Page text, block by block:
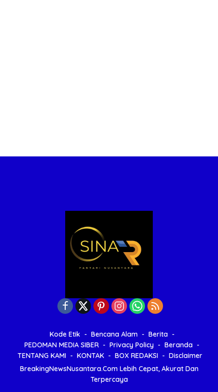
Kode Etik Bencana Alam
Berita
PEDOMAN MEDIA SIBER
Privacy Policy
Beranda
TENTANG KAMI
KONTAK BOX REDAKSI
Disclaimer
BreakingNewsNusantara.Com Lebih Cepat, Akurat Dan
Terpercaya